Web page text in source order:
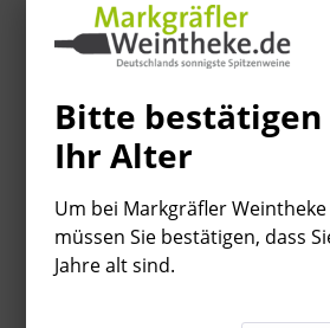
Bitte bestätigen
Ihr Alter
Um bei Markgräfler
müssen Sie bestätigen, dass
Jahre alt sind.